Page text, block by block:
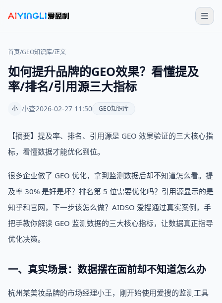
首页/GEO知识库/正文
如何提升品牌的GEO效果？看懂提及
率/排名/引用源三大指标
小 小查2026-02-27 11:50 GEO知识库
【摘要】提及率、排名、引用源是 GEO 效果验证的三大核心指
标，看懂数据才能优化到位。
很多企业做了 GEO 优化，拿到监测数据后却不知道怎么看。提
及率 30% 是好是坏？排名第 5 位需要优化吗？引用源显示的是
知乎和官网，下一步该怎么做？AIDSO 爱搜通过真实案例，手
把手教你解读 GEO 监测数据的三大核心指标，让数据真正指导
优化决策。
一、真实场景：数据摆在面前却不知道怎么办
杭州某美妆品牌的市场经理小王，刚开始使用爱搜的监测工具